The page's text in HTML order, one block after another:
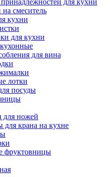
для кухни
смеситель
кухни
для кухни
для вина
лотки
посуды
для ножей
для крана на кухне
фруктовницы